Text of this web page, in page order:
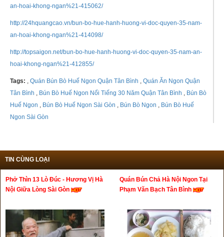
an-hoai-khong-ngan%21-415062/
http://24hquangcao.vn/bun-bo-hue-hanh-huong-vi-doc-quyen-35-nam-
an-hoai-khong-ngan%21-414098/
http://topsaigon.net/bun-bo-hue-hanh-huong-vi-doc-quyen-35-nam-an-
hoai-khong-ngan%21-412855/
Tags: , Quán Bún Bò Huế Ngon Quận Tân Bình , Quán Ăn Ngon Quận
Tân Bình , Bún Bò Huế Ngon Nổi Tiếng 30 Năm Quận Tân Bình , Bún Bò
Huế Ngon , Bún Bò Huế Ngon Sài Gòn , Bún Bò Ngon , Bún Bò Huế
Ngon Sài Gòn
TIN CÙNG LOẠI
Phở Thìn 13 Lò Đúc - Hương Vị Hà
Nội Giữa Lòng Sài Gòn
Quán Bún Chả Hà Nội Ngon Tại
Phạm Văn Bạch Tân Bình